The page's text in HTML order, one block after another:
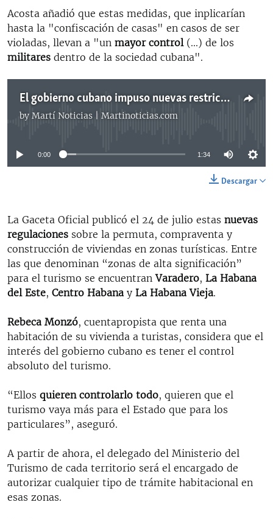
Acosta añadió que estas medidas, que inplicarían
hasta la "confiscación de casas" en casos de ser
violadas, llevan a "un mayor control(...) de los
militares dentro de la sociedad cubana".
El gobierno cubano impuso nuevas restricciones sobre la vivienda
by Martí Noticias | Martinoticias.com
No media source currently available
0:00 1:34
Descargar
La Gaceta Oficial publicó el 24 de julio estas nuevas
regulaciones sobre la permuta, compraventa y
construcción de viviendas en zonas turísticas. Entre
las que denominan “zonas de alta significación”
para el turismo se encuentranVaradero, La Habana
del Este, Centro Habana y La Habana Vieja.
Rebeca Monzó, cuentapropista que renta una
habitación de su vivienda a turistas, considera que el
interés del gobierno cubano es tener el control
absoluto del turismo.
“Ellos quieren controlarlo todo, quieren que el
turismo vaya más para el Estado que para los
particulares”, aseguró.
A partir de ahora, el delegado del Ministerio del
Turismo de cada territorio será el encargado de
autorizar cualquier tipo de trámite habitacional en
esas zonas.